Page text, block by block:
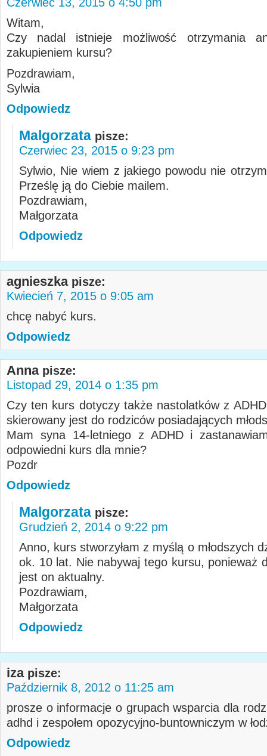
Czerwiec 13, 2015 o 4:50 pm
Witam,
Czy nadal istnieje możliwość otrzymania
zakupieniem kursu?
Pozdrawiam,
Sylwia
Odpowiedz
Malgorzata pisze:
Czerwiec 23, 2015 o 9:23 pm
Sylwio, Nie wiem z jakiego powodu nie
Prześlę ją do Ciebie mailem.
Pozdrawiam,
Małgorzata
Odpowiedz
agnieszka pisze:
Kwiecień 7, 2015 o 9:05 am
chcę nabyć kurs.
Odpowiedz
Anna pisze:
Listopad 29, 2014 o 1:35 pm
Czy ten kurs dotyczy także nastolatków z
skierowany jest do rodziców posiadających
Mam syna 14-letniego z ADHD i
odpowiedni kurs dla mnie?
Pozdr
Odpowiedz
Malgorzata pisze:
Grudzień 2, 2014 o 9:22 pm
Anno, kurs stworzyłam z myślą o młodszych
ok. 10 lat. Nie nabywaj tego kursu, ponieważ
jest on aktualny.
Pozdrawiam,
Małgorzata
Odpowiedz
iza pisze:
Październik 8, 2012 o 11:25 am
prosze o informacje o grupach wsparcia dla
adhd i zespołem opozycyjno-buntowniczym w
Odpowiedz